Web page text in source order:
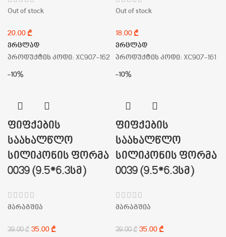
Out of stock
₾
ვრცლად
პროდუქტის კოდი: XC907-162
Out of stock
₾
ვრცლად
პროდუქტის კოდი: XC907-161
-10%
ფიფქების
საახალწლო
სილიკონის ფორმა
0039 (9.5*6.3სმ)
მარაგშია
39.00₾ 35.00₾
-10%
ფიფქების
საახალწლო
სილიკონის ფორმა
0039 (9.5*6.3სმ)
მარაგშია
39.00₾ 35.00₾